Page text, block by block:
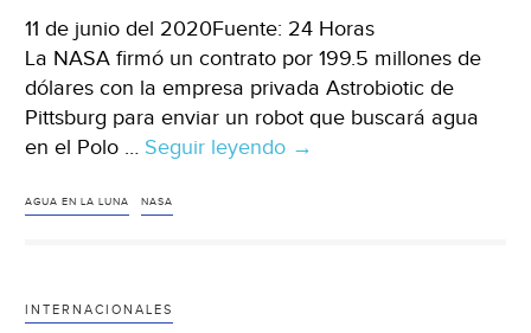
11 de junio del 2020Fuente: 24 Horas
La NASA firmó un contrato por 199.5 millones de
dólares con la empresa privada Astrobiotic de
Pittsburg para enviar un robot que buscará agua
en el Polo … Seguir leyendo NASA
→
AGUA EN LA LUNA NASA
INTERNACIONALES